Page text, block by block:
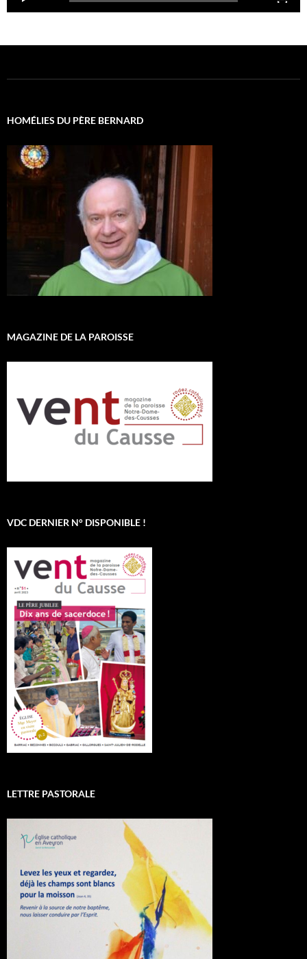
HOMÉLIES DU PÈRE BERNARD
MAGAZINE DE LA PAROISSE
VDC DERNIER N° DISPONIBLE !
LETTRE PASTORALE